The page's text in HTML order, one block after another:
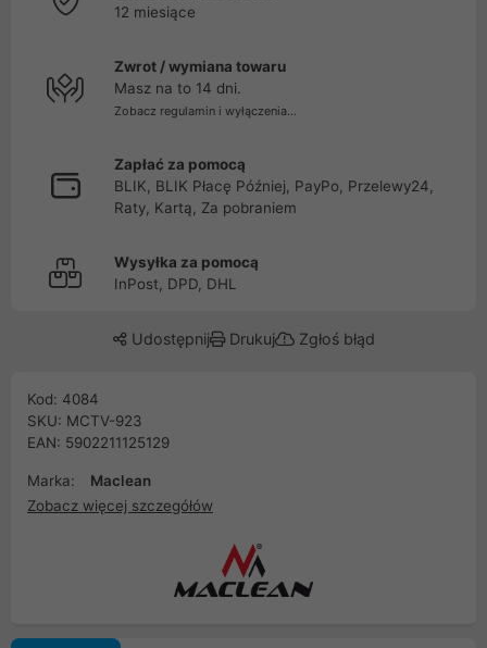
12 miesiące
Zwrot / wymiana towaru
Masz na to 14 dni.
Zobacz regulamin i wyłączenia...
Zapłać za pomocą
BLIK, BLIK Płacę Później, PayPo, Przelewy24,
Raty, Kartą, Za pobraniem
Wysyłka za pomocą
InPost, DPD, DHL
Udostępnij Drukuj Zgłoś błąd
Kod: 4084
SKU: MCTV-923
EAN: 5902211125129
Marka:
Maclean
Zobacz więcej szczegółów